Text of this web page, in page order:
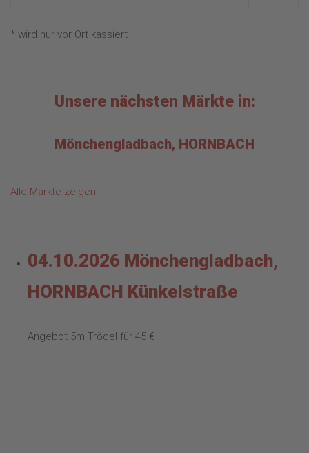
* wird nur vor Ort kassiert
Unsere nächsten Märkte in:
Mönchengladbach, HORNBACH
Alle Märkte zeigen
04.10.2026 Mönchengladbach,
HORNBACH Künkelstraße
Angebot 5m Trödel für 45 €